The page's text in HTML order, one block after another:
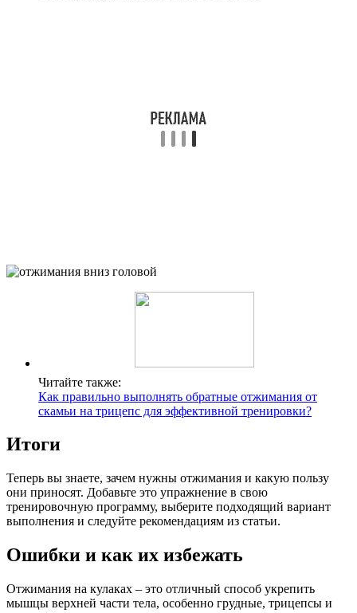
Читайте также:
Как правильно выполнять обратные отжимания от
скамьи на трицепс для эффективной тренировки?
Итоги
Теперь вы знаете, зачем нужны отжимания и какую пользу
они приносят. Добавьте это упражнение в свою
тренировочную программу, выберите подходящий вариант
выполнения и следуйте рекомендациям из статьи.
Ошибки и как их избежать
Отжимания на кулаках – это отличный способ укрепить
мышцы верхней части тела, особенно грудные, трицепсы и